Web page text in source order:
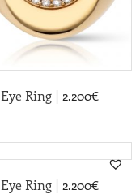
Eye Ring | 2.200€
Eye Ring | 2.200€